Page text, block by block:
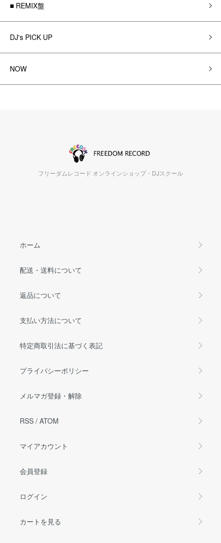
■ REMIX盤
DJ's PICK UP
NOW
フリーダムレコード オンラインショップ・DJスクール
ホーム
配送・送料について
返品について
支払い方法について
特定商取引法に基づく表記
プライバシーポリシー
メルマガ登録・解除
RSS / ATOM
マイアカウント
会員登録
ログイン
カートを見る